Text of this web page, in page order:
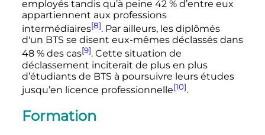
employés tandis qu’à peine 42 % d’entre eux
appartiennent aux professions
intermédiaires[8]. Par ailleurs, les diplômés
d'un BTS se disent eux-mêmes déclassés dans
48 % des cas[9]. Cette situation de
déclassement inciterait de plus en plus
d’étudiants de BTS à poursuivre leurs études
jusqu’en licence professionnelle[10].
Formation